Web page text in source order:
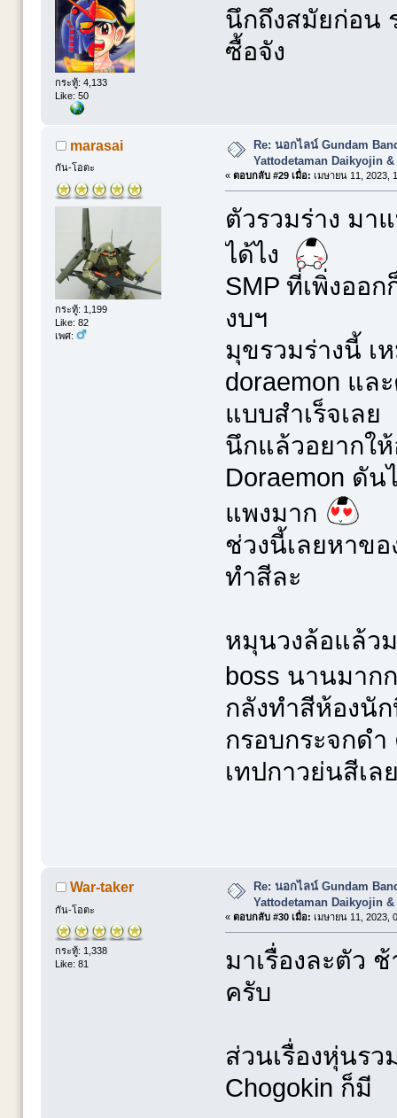
กระทู้: 4,133
Like: 50
นึกถึงสมัยก่อน
ซื้อจัง
marasai
กัน-โอตะ
กระทู้: 1,199
Like: 82
เพศ:
Re: นอกไลน์ Gundam
Yattodetaman Daikyojin &
« ตอบกลับ #29 เมื่อ: เมษายน 11, 2023,
ตัวรวมร่าง มา
ได้ไง
SMP ที่เพิ่งออ
งบฯ
มุขรวมร่างนี้ เ
doraemon แล
แบบสำเร็จเลย
นึกแล้วอยากใ
Doraemon ดัน
แพงมาก
ช่วงนี้เลยหาขอ
ทำสีละ
หมุนวงล้อแล้ว
boss นานมาก
กลังทำสีห้องนั
กรอบกระจกด
เทปกาวย่นสีเ
War-taker
กัน-โอตะ
กระทู้: 1,338
Like: 81
Re: นอกไลน์ Gundam
Yattodetaman Daikyojin &
« ตอบกลับ #30 เมื่อ: เมษายน 11, 2023,
มาเรื่องละตัว
ครับ
ส่วนเรื่องหุ่นรว
Chogokin ก็มี